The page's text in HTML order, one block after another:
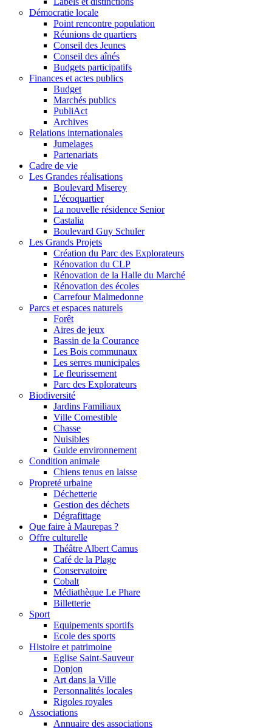
Démocratie locale
Point rencontre population
Réunions de quartiers
Conseil des Jeunes
Conseil des aînés
Budgets participatifs
Finances et actes publics
Budget
Marchés publics
PubliAct
Archives
Relations internationales
Jumelages
Partenariats
Cadre de vie
Les Grandes réalisations
Boulevard Miserey
L'écoquartier
La nouvelle résidence Senior
Castalia
Boulevard Guy Schuler
Les Grands Projets
Création du Parc des Explorateurs
Rénovation du CLP
Rénovation de la Halle du Marché
Rénovation des écoles
Carrefour Malmedonne
Parcs et espaces naturels
Forêt
Aires de jeux
Bassin de la Courance
Les Bois communaux
Les serres municipales
Le fleurissement
Parc des Explorateurs
Biodiversité
Jardins Familiaux
Ville Comestible
Chasse
Nuisibles
Guide environnement
Condition animale
Chiens tenus en laisse
Propreté urbaine
Déchetterie
Gestion des déchets
Dégrafittage
Que faire à Maurepas ?
Offre culturelle
Théâtre Albert Camus
Café de la Plage
Conservatoire
Cobalt
Médiathèque Le Phare
Billetterie
Sport
Equipements sportifs
Ecole des sports
Histoire et patrimoine
Eglise Saint-Sauveur
Donjon
Art dans la Ville
Personnalités locales
Rigoles royales
Associations
Annuaire des associations